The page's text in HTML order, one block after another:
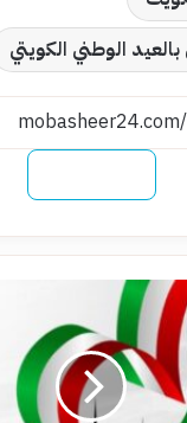
الوطني الكويتي